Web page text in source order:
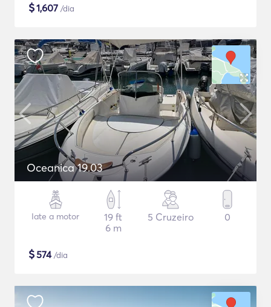
$1,607 /dia
Oceanica 19.03
Iate a motor
19 ft
6 m
5 Cruzeiro 0
$574/dia